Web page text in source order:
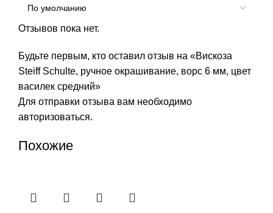
Отзывов пока нет.
Будьте первым, кто оставил отзыв на «Вискоза
Steiff Schulte, ручное окрашивание, ворс 6 мм, цвет
василек средний»
Для отправки отзыва вам необходимо
авторизоваться.
Похожие